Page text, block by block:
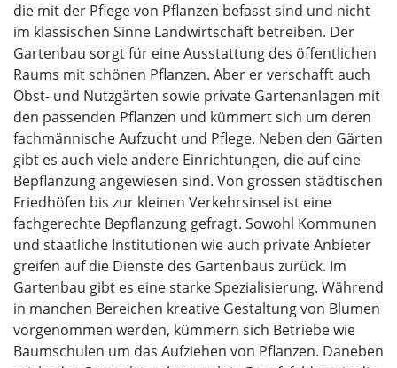
die mit der Pflege von Pflanzen befasst sind und nicht
im klassischen Sinne Landwirtschaft betreiben. Der
Gartenbau sorgt für eine Ausstattung des öffentlichen
Raums mit schönen Pflanzen. Aber er verschafft auch
Obst- und Nutzgärten sowie private Gartenanlagen mit
den passenden Pflanzen und kümmert sich um deren
fachmännische Aufzucht und Pflege. Neben den Gärten
gibt es auch viele andere Einrichtungen, die auf eine
Bepflanzung angewiesen sind. Von grossen städtischen
Friedhöfen bis zur kleinen Verkehrsinsel ist eine
fachgerechte Bepflanzung gefragt. Sowohl Kommunen
und staatliche Institutionen wie auch private Anbieter
greifen auf die Dienste des Gartenbaus zurück. Im
Gartenbau gibt es eine starke Spezialisierung. Während
in manchen Bereichen kreative Gestaltung von Blumen
vorgenommen werden, kümmern sich Betriebe wie
Baumschulen um das Aufziehen von Pflanzen. Daneben